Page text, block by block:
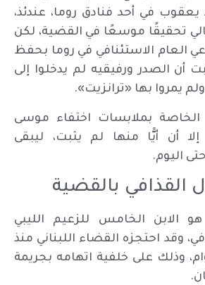
في أحد فنادق روما، عندئذ،
تحقيقًا موسعًا في القضية، لكن
العام الاستئنافي في روما بحفظ
أن الصدر ورفيقيه لم يدخلوا إلى
ولم يمروا بها «ترانزيت».
الخاصة بملابسات اختفاء موسى
إلا أن أيًّا منها لم يثبت، ليبقى
اليوم.
القذافي بالقضية
هو الابن الخامس للزعيم الليبي
وقد احتجزه القضاء اللبناني منذ
من 9 أعوام، وذلك على خلفية اتهامه بجريمة